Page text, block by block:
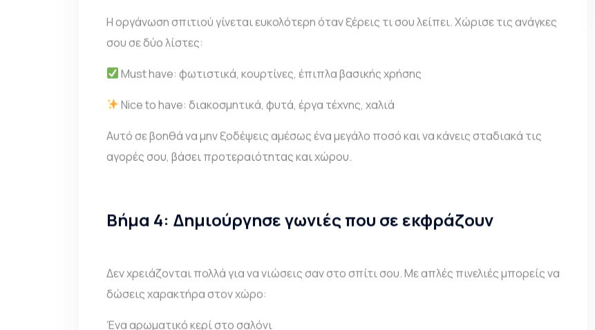
Η οργάνωση σπιτιού γίνεται ευκολότερη όταν ξέρεις τι σου λείπει. Χώρισε τις ανάγκες
σου σε δύο λίστες:
Must have: φωτιστικά, κουρτίνες, έπιπλα βασικής χρήσης
Nice to have: διακοσμητικά, φυτά, έργα τέχνης, χαλιά
Αυτό σε βοηθά να μην ξοδέψεις αμέσως ένα μεγάλο ποσό και να κάνεις σταδιακά τις
αγορές σου, βάσει προτεραιότητας και χώρου.
Βήμα 4: Δημιούργησε γωνιές που σε εκφράζουν
Δεν χρειάζονται πολλά για να νιώσεις σαν στο σπίτι σου. Με απλές πινελιές μπορείς να
δώσεις χαρακτήρα στον χώρο:
Ένα αρωματικό κερί στο σαλόνι